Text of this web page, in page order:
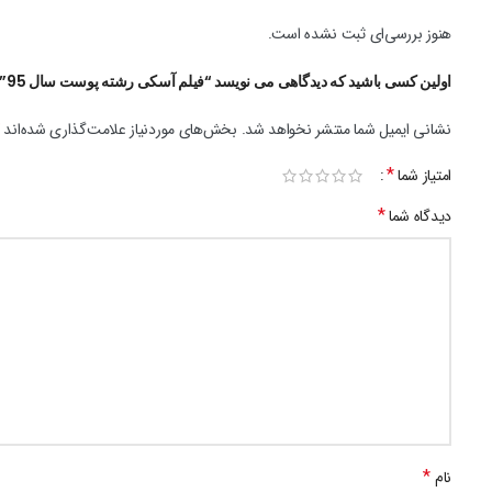
هنوز بررسی‌ای ثبت نشده است.
اولین کسی باشید که دیدگاهی می نویسد “فیلم آسکی رشته پوست سال 95”
نشانی ایمیل شما منتشر نخواهد شد. بخش‌های موردنیاز علامت‌گذاری شده‌اند
امتیاز شما*
دیدگاه شما*
نام*